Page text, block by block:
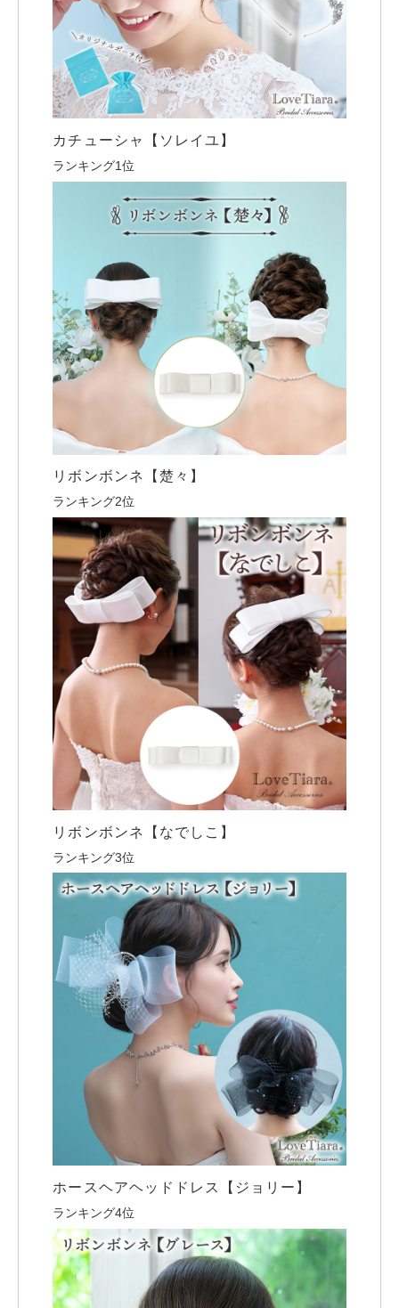
カチューシャ【ソレイユ】
ランキング1位
リボンボンネ【楚々】
ランキング2位
リボンボンネ【なでしこ】
ランキング3位
ホースヘアヘッドドレス【ジョリー】
ランキング4位